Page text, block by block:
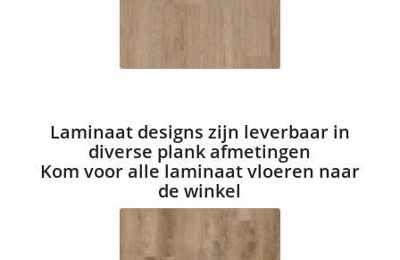
Laminaat designs zijn leverbaar in
diverse plank afmetingen
Kom voor alle laminaat vloeren naar
de winkel